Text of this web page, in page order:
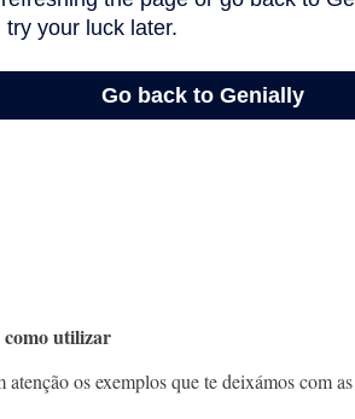
utilizar
os exemplos que te deixámos com